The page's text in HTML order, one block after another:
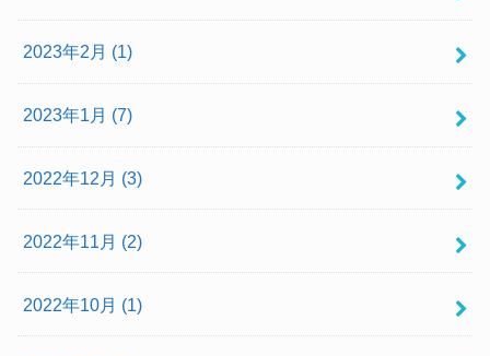
2023年2月 (1)
2023年1月 (7)
2022年12月 (3)
2022年11月 (2)
2022年10月 (1)